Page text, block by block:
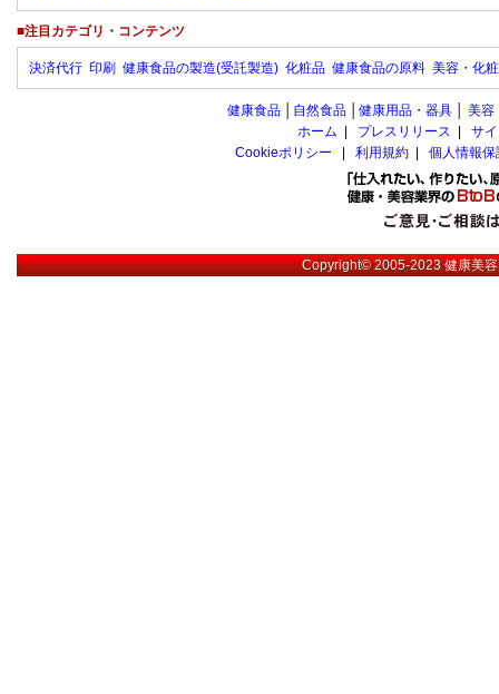
■注目カテゴリ・コンテンツ
決済代行 印刷 健康食品の製造(受託製造) 化粧品 健康食品の原料 美容・化
健康食品 自然食品 健康用品・器具 美容
ホーム
プレスリリース
サ
Cookieポリシー
利用規約 個人情報
Copyright© 2005-2023健康美